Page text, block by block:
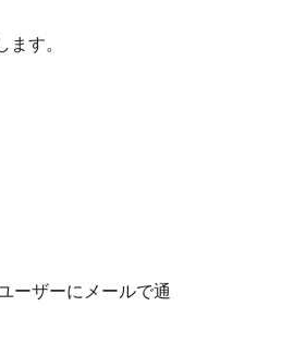
す。
ーザーにメールで通